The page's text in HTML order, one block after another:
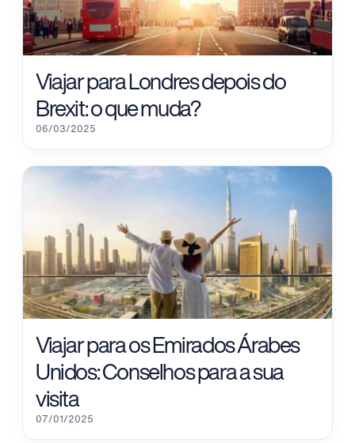
Viajar para Londres depois do
Brexit: o que muda?
06/03/2025
Viajar para os Emirados Árabes
Unidos: Conselhos para a sua
visita
07/01/2025